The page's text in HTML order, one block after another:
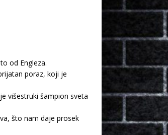
od Engleza.
poraz, koji je
višestruki šampion sveta
što nam daje prosek